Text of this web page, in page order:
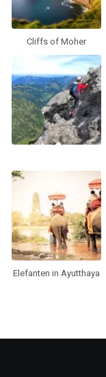
Cliffs of Moher
Elefanten in Ayutthaya